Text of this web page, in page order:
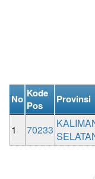
No Kode
Pos
Provinsi
1 70233